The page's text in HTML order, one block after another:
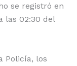
se registró en
las 02:30 del
Policía, los